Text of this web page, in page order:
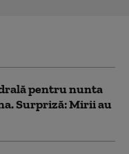
pentru nunta
Surpriză: Mirii au